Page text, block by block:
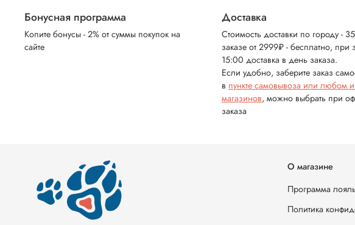
Бонусная программа
Копите бонусы - 2% от суммы покупок на
сайте
Доставка
Стоимость доставки по городу -
заказе от 2999₽ - бесплатно, при
15:00 доставка в день заказа.
Если удобно, заберите заказ
в пункте самовывоза или любом
магазинов, можно выбрать при
заказа
О магазине
Программа
Политика